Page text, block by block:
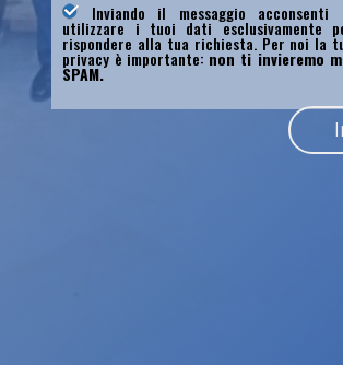
Inviando il messaggio acconsenti
utilizzare i tuoi dati esclusivamente
rispondere alla tua richiesta. Per noi la
privacy è importante: non ti invieremo
SPAM.